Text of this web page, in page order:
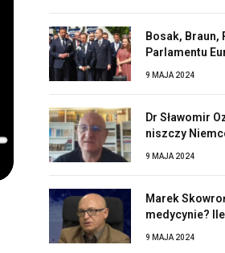
Bosak, Braun,
Parlamentu
9 MAJA 2024
Dr Sławomir
niszczy
9 MAJA 2024
Marek
medycynie?
9 MAJA 2024